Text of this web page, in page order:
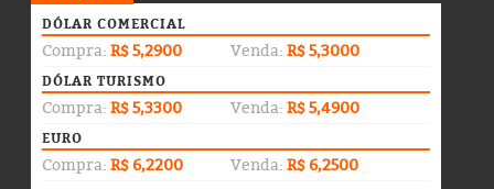
DÓLAR COMERCIAL
Compra: R$ 5,2900 Venda: R$ 5,3000
DÓLAR TURISMO
Compra: R$ 5,3300 Venda: R$ 5,4900
EURO
Compra: R$ 6,2200 Venda: R$ 6,2500